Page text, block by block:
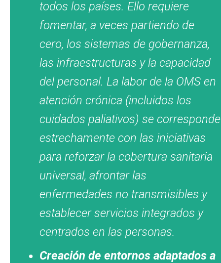
todos los países. Ello requiere
fomentar, a veces partiendo de
cero, los sistemas de gobernanza,
las infraestructuras y la capacidad
del personal. La labor de la OMS en
atención crónica (incluidos los
cuidados paliativos) se corresponde
estrechamente con las iniciativas
para reforzar la cobertura sanitaria
universal, afrontar las
enfermedades no transmisibles y
establecer servicios integrados y
centrados en las personas.
Creación de entornos adaptados a